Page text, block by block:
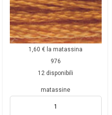
1,60€ la matassina
976
12 disponibili
matassine